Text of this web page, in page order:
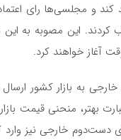
و مجلسی‌ها رای اعتماد
کردند. این مصوبه به
آغاز خواهند کرد.
به بازار کشور
بهتر، منحنی قیمت
دست‌دوم خارجی نیز